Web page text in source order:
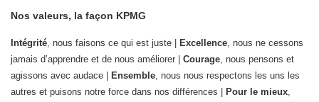
Nos valeurs, la façon KPMG
Intégrité, nous faisons ce qui est juste | Excellence, nous ne cessons
jamais d’apprendre et de nous améliorer | Courage, nous pensons et
agissons avec audace |
Ensemble, nous nous respectons les uns les
autres et puisons notre force dans nos différences |
Pour le mieux,